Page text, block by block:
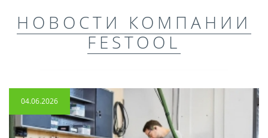
НОВОСТИ КОМПАНИИ
FESTOOL
04.06.2026